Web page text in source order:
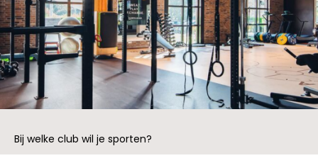
Bij welke club wil je sporten?